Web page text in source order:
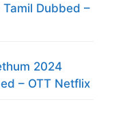
Dubbed –
2024
– OTT Netflix